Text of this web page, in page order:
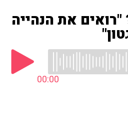
את הנהייה
00:00